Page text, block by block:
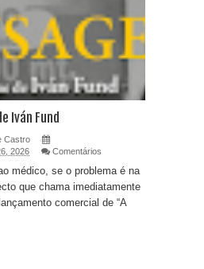
Iván Fund
Castro
2026
Comentários
médico, se o problema é na
que chama imediatamente
comercial de “A